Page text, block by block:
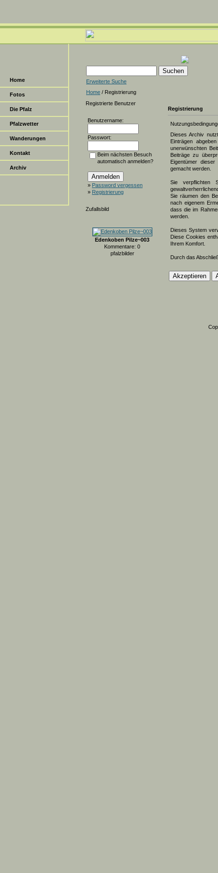
Home
Fotos
Die Pfalz
Pfalzwetter
Wanderungen
Kontakt
Archiv
Erweiterte Suche
Home / Registrierung
Registrierte Benutzer
Benutzername:
Passwort:
Beim nächsten Besuch
automatisch anmelden?
» Password vergessen
» Registrierung
Zufallsbild
Edenkoben Pilze~003
Kommentare: 0
pfalzbilder
Registrierung
Dieses Archiv
Einträgen
unerwünschten
Beiträge zu
Eigentümer
gemacht werden.
Sie verpflichten
Sie räumen den
nach eigenem
dass die im
werden.
Dieses System
Diese Cookies
Ihrem Komfort.
Durch das